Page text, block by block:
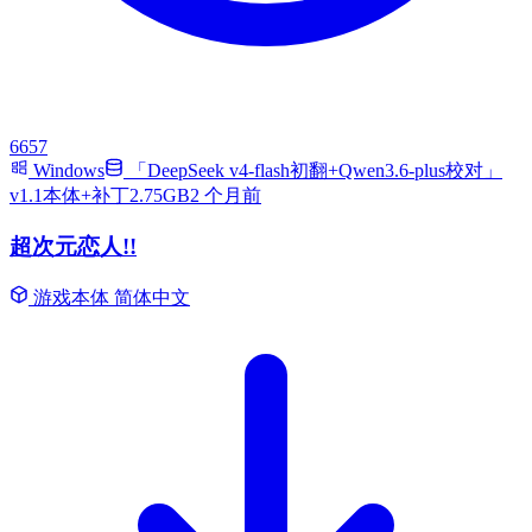
6657
Windows
「DeepSeek v4-flash初翻+Qwen3.6-plus校对」
v1.1本体+补丁2.75GB2 个月前
超次元恋人!!
游戏本体 简体中文